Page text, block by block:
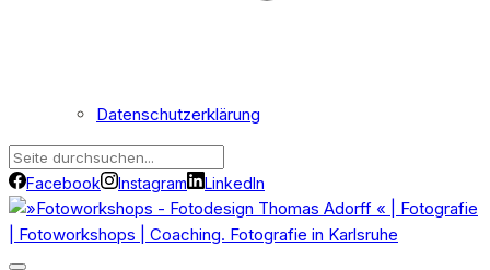
Datenschutzerklärung
Facebook Instagram LinkedIn